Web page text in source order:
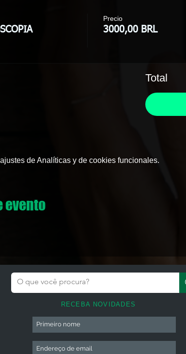
Precio
3000,00 BRL
Total
de Analíticas y de cookies funcionales.
evento
RECEBA NOVIDADES